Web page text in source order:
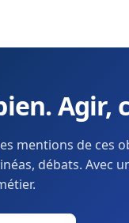
Agir,
mentions de ces
débats. Avec